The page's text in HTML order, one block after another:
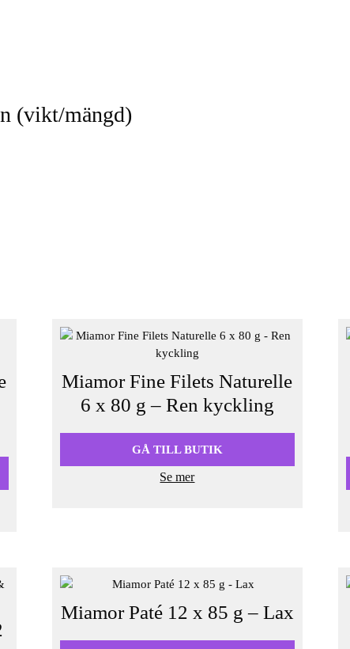
(vikt/mängd)
Miamor Fine Filets Naturelle
6 x 80 g – Ren kyckling
GÅ TILL BUTIK
Se mer
Miamor Paté 12 x 85 g – Lax